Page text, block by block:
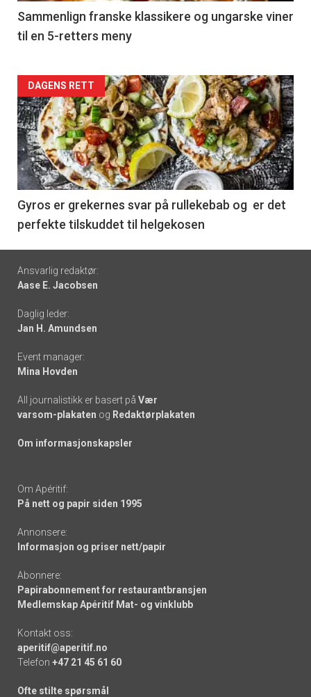
5
Sammenlign franske klassikere og ungarske viner
til en 5-retters meny
Forsiden
akkurat
nå
-
6
DAGENS RETT
Gyros er grekernes svar på rullekebab og er det
perfekte tilskuddet til helgekosen
Footer
-
links
Ansvarlig redaktør:
Aase E. Jacobsen
Daglig leder:
Jan H. Amundsen
Event manager:
Mina Hovden
All journalistikk er basert på Vær
varsom-plakaten og Redaktørplakaten
Om informasjonskapsler
Om Apéritif:
På nett og papir siden 1995
Annonsere:
Informasjon og priser nett/papir
Abonnere:
Papirabonnement for restaurantbransjen
Medlemskap Apéritif Mat- og vinklubb
Kontakt oss:
aperitif@aperitif.no
Telefon +47 21 45 61 60
Ofte stilte spørsmål